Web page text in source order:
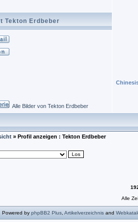
Tekton Erdbeber
Alle Bilder von Tekton Erdbeber
» Profil anzeigen : Tekton Erdbeber
Alle
Powered by phpBB2 Plus Artikelverzeichnis and